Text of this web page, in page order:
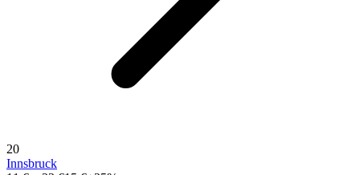
20
Innsbruck